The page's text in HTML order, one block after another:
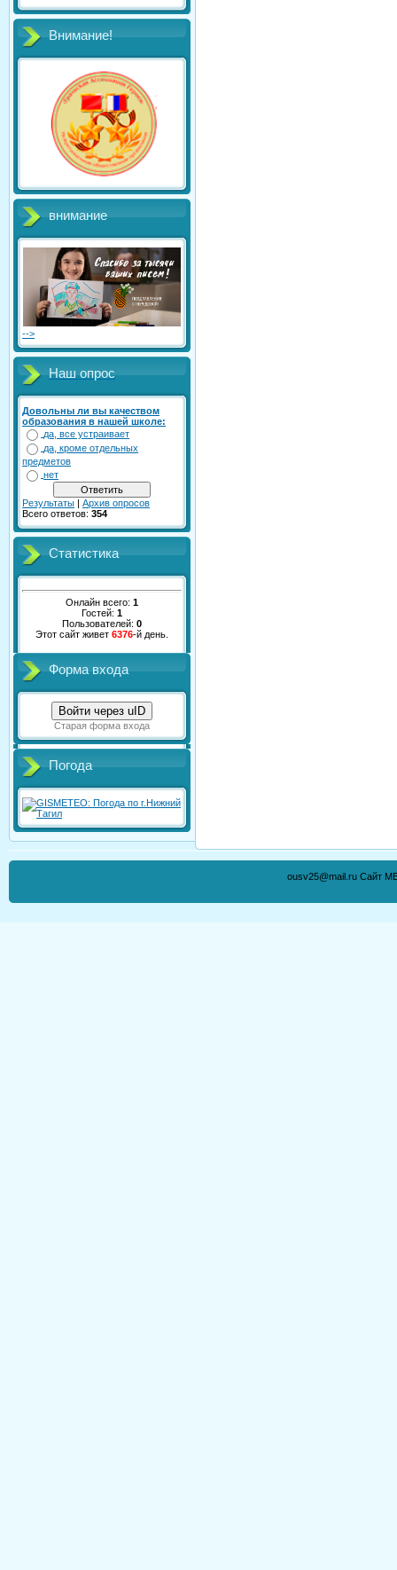
Внимание!
внимание
-->
Наш опрос
Довольны ли вы качеством
образования в нашей школе:
да, все устраивает
да, кроме отдельных
предметов
нет
Результаты | Архив опросов
Всего ответов: 354
Статистика
Онлайн всего: 1
Гостей: 1
Пользователей: 0
Этот сайт живет 6376-й день.
Форма входа
Войти через uID
Старая форма входа
Погода
ousv25@mail.ru Сайт